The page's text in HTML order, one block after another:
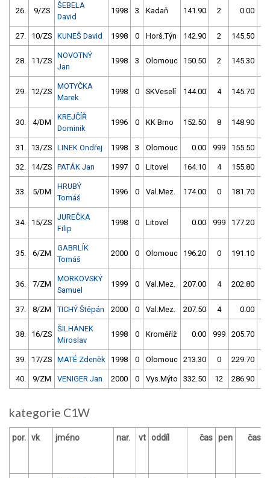
26. 9/ZS
ŠEBELA
David
1998 3 Kadaň 141.90 2 0.00
27. 10/ZS KUNEŠ David 1998 0 Horš.Týn 142.90 2 145.50
28. 11/ZS
NOVOTNÝ
Jan
1998 3 Olomouc 150.50 2 145.30
29. 12/ZS
MOTYČKA
Marek
1998 0 SKVeselí 144.00 4 145.70
30. 4/DM
KREJČÍŘ
Dominik
1996 0 KK Brno 152.50 8 148.90
31. 13/ZS LINEK Ondřej 1998 3 Olomouc 0.00 999 155.50
32. 14/ZS PATÁK Jan 1997 0 Litovel 164.10 4 155.80
33. 5/DM
HRUBÝ
Tomáš
1996 0 Val.Mez. 174.00 0 181.70
34. 15/ZS
JUREČKA
Filip
1998 0 Litovel 0.00 999 177.20
35. 6/ZM
GABRLÍK
Tomáš
2000 0 Olomouc 196.20 0 191.10
36. 7/ZM
MORKOVSKÝ
Samuel
1999 0 Val.Mez. 207.00 4 202.80
37. 8/ZM TICHÝ Štěpán 2000 0 Val.Mez. 207.50 4 0.00
38. 16/ZS
ŠILHÁNEK
Miroslav
1998 0 Kroměříž 0.00 999 205.70
39. 17/ZS MATÉ Zdeněk 1998 0 Olomouc 213.30 0 229.70
40. 9/ZM VENIGER Jan 2000 0 Vys.Mýto 332.50 12 286.90
kategorie C1W
por. vk jméno nar. vt oddíl čas pen čas